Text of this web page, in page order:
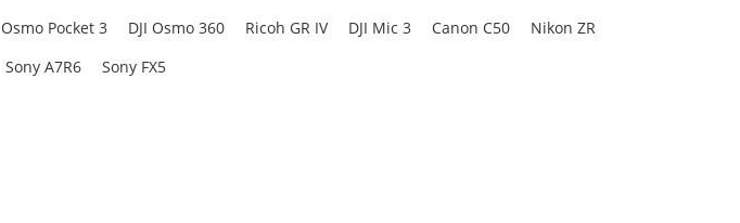
Osmo Pocket 3 DJI Osmo 360 Ricoh GR IV DJI Mic 3 Canon C50
Nikon ZR
Sony A7R6 Sony FX5